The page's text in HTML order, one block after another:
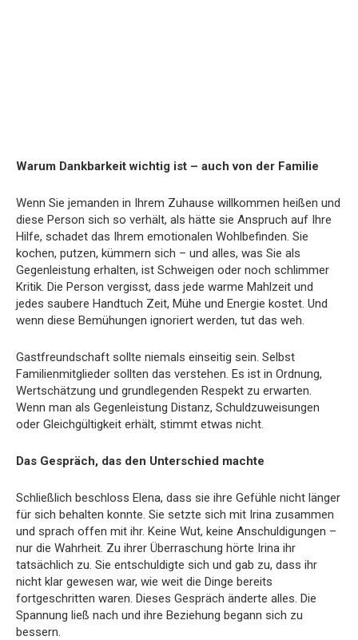
Warum Dankbarkeit wichtig ist – auch von der Familie
Wenn Sie jemanden in Ihrem Zuhause willkommen heißen und
diese Person sich so verhält, als hätte sie Anspruch auf Ihre
Hilfe, schadet das Ihrem emotionalen Wohlbefinden. Sie
kochen, putzen, kümmern sich – und alles, was Sie als
Gegenleistung erhalten, ist Schweigen oder noch schlimmer
Kritik. Die Person vergisst, dass jede warme Mahlzeit und
jedes saubere Handtuch Zeit, Mühe und Energie kostet. Und
wenn diese Bemühungen ignoriert werden, tut das weh.
Gastfreundschaft sollte niemals einseitig sein. Selbst
Familienmitglieder sollten das verstehen. Es ist in Ordnung,
Wertschätzung und grundlegenden Respekt zu erwarten.
Wenn man als Gegenleistung Distanz, Schuldzuweisungen
oder Gleichgültigkeit erhält, stimmt etwas nicht.
Das Gespräch, das den Unterschied machte
Schließlich beschloss Elena, dass sie ihre Gefühle nicht länger
für sich behalten konnte. Sie setzte sich mit Irina zusammen
und sprach offen mit ihr. Keine Wut, keine Anschuldigungen –
nur die Wahrheit. Zu ihrer Überraschung hörte Irina ihr
tatsächlich zu. Sie entschuldigte sich und gab zu, dass ihr
nicht klar gewesen war, wie weit die Dinge bereits
fortgeschritten waren. Dieses Gespräch änderte alles. Die
Spannung ließ nach und ihre Beziehung begann sich zu
bessern.